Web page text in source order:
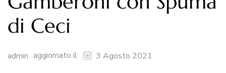
di Ceci
admin aggiornato il 3 Agosto 2021